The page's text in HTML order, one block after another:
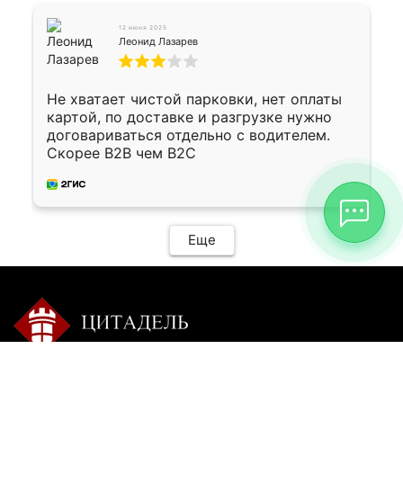
12 июня 2025
Леонид Лазарев
Не хватает чистой парковки, нет оплаты
картой, по доставке и разгрузке нужно
договариваться отдельно с водителем.
Скорее B2B чем B2C
Еще